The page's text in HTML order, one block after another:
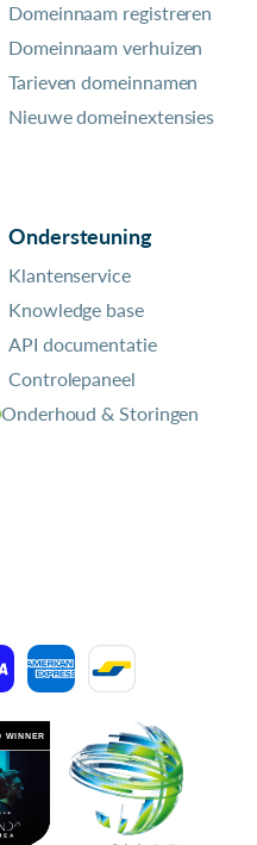
Domeinnaam registreren
Domeinnaam verhuizen
Tarieven domeinnamen
Nieuwe domeinextensies
Ondersteuning
Klantenservice
Knowledge base
API documentatie
Controlepaneel
Onderhoud & Storingen